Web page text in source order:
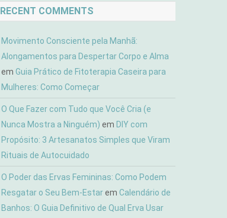
RECENT COMMENTS
Movimento Consciente pela Manhã:
Alongamentos para Despertar Corpo e Alma
emGuia Prático de Fitoterapia Caseira para
Mulheres: Como Começar
O Que Fazer com Tudo que Você Cria (e
Nunca Mostra a Ninguém) em DIY com
Propósito: 3 Artesanatos Simples que Viram
Rituais de Autocuidado
O Poder das Ervas Femininas: Como Podem
Resgatar o Seu Bem-EstaremCalendário de
Banhos: O Guia Definitivo de Qual Erva Usar